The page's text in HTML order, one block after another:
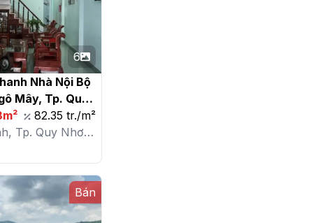
6
Nhà Nội Bộ
Mây, Tp. Quy
82.35 tr./m²
Tp. Quy Nhơn,
Bán